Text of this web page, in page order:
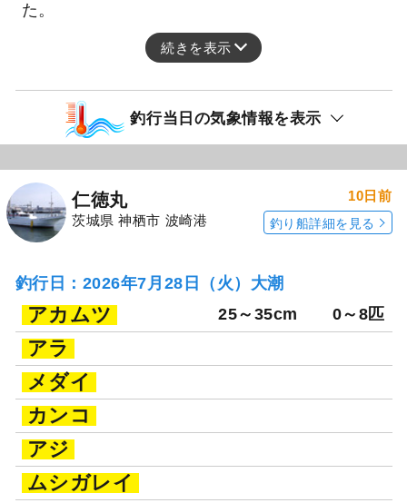
た。
続きを表示
釣行当日の気象情報を表示
仁徳丸
茨城県 神栖市 波崎港
10日前
釣り船詳細を見る
釣行日：2026年7月28日（火）大潮
アカムツ 25～35cm 0～8匹
アラ
メダイ
カンコ
アジ
ムシガレイ